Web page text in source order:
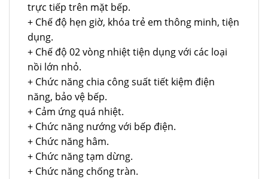
trực tiếp trên mặt bếp.
+ Chế độ hẹn giờ, khóa trẻ em thông minh, tiện
dụng.
+ Chế độ 02 vòng nhiệt tiện dụng với các loại
nồi lớn nhỏ.
+ Chức năng chia công suất tiết kiệm điện
năng, bảo vệ bếp.
+ Cảm ứng quá nhiệt.
+ Chức năng nướng với bếp điện.
+ Chức năng hâm.
+ Chức năng tạm dừng.
+ Chức năng chống tràn.